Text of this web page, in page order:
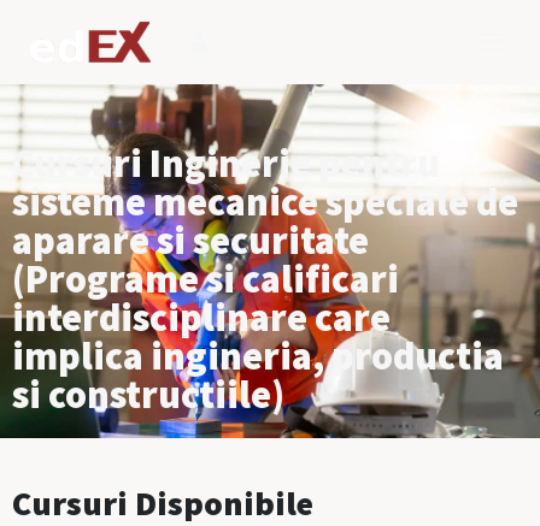
Cursuri Inginerie pentru
sisteme mecanice speciale de
aparare si securitate
(Programe si calificari
interdisciplinare care
implica ingineria, productia
si constructiile)
Cursuri Disponibile